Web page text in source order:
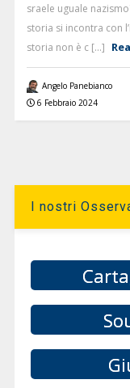
sraele uguale
storia si incontra con
storia non è c [...]
Angelo Panebianco
6 Febbraio 2024
I nostri